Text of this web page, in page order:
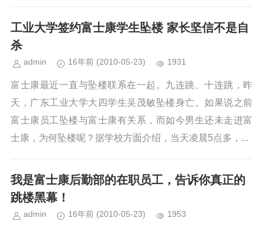
工业大学签约富士康学生坠楼 家长坚信不是自
杀
admin 16年前 (2010-05-23) 1931
富士康最近一直与坠楼联系在一起。九连跳、十连跳，昨
天，广东工业大学大四学生吴茂敏坠楼身亡。如果说之前
富士康员工坠楼与富士康有关系，而如今男生还未走进富
士康，为何坠楼呢？据学校方面介绍，当天凌晨5点多，...
我是富士康后勤部的在职员工，告诉你真正的
跳楼黑幕！
admin 16年前 (2010-05-23) 1953